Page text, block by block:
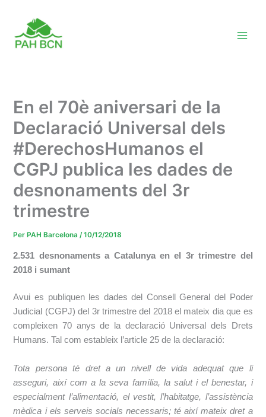
contingut
En el 70è aniversari de la
Declaració Universal dels
#DerechosHumanos el
CGPJ publica les dades de
desnonaments del 3r
trimestre
Per PAH Barcelona/10/12/2018
2.531 desnonaments a Catalunya en el 3r trimestre del
2018 i sumant
Avui es publiquen les dades del Consell General del Poder
Judicial (CGPJ) del 3r trimestre del 2018 el mateix dia que es
compleixen 70 anys de la declaració Universal dels Drets
Humans. Tal com estableix l’article 25 de la declaració:
Tota persona té dret a un nivell de vida adequat que li
asseguri, així com a la seva família, la salut i el benestar, i
especialment l’alimentació, el vestit, l’habitatge, l’assistència
mèdica i els serveis socials necessaris; té així mateix dret a